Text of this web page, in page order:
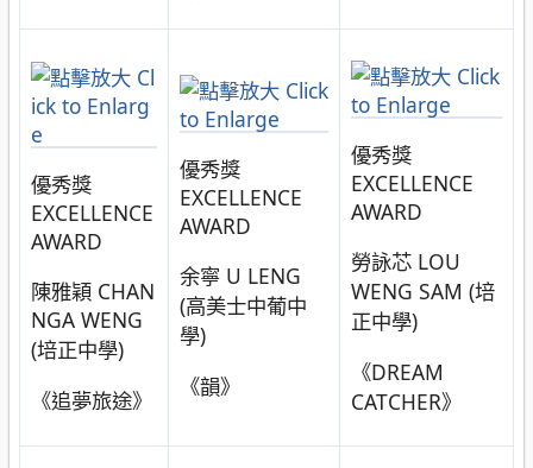
優秀獎
EXCELLENCE
AWARD
陳雅穎 CHAN
NGA WENG
(培正中學)
《追夢旅途》
優秀獎
EXCELLENCE
AWARD
余寧 U LENG
(高美士中葡中
學)
《韻》
優秀獎
EXCELLENCE
AWARD
勞詠芯 LOU
WENG SAM (培
正中學)
《DREAM
CATCHER》